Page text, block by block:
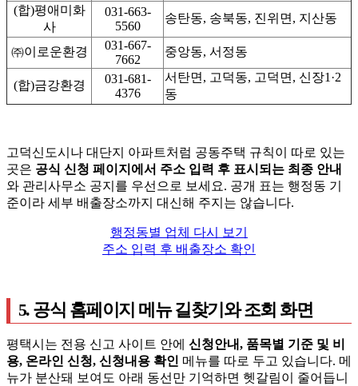
(합)평애미화
사
031-663-
5560
송탄동, 송북동, 진위면, 지산동
㈜이로운환경
031-667-
7662
중앙동, 서정동
(합)금강환경
031-681-
4376
서탄면, 고덕동, 고덕면, 신장1·2
동
고덕신도시나 대단지 아파트처럼 공동주택 규칙이 따로 있는
곳은 공식 신청 페이지에서 주소 입력 후 표시되는 최종 안내
와 관리사무소 공지를 우선으로 보세요. 공개 표는 행정동 기
준이라 세부 배출장소까지 대신해 주지는 않습니다.
행정동별 업체 다시 보기
주소 입력 후 배출장소 확인
5. 공식 홈페이지 메뉴 길찾기와 조회 화면
평택시는 전용 신고 사이트 안에 신청안내, 품목별 기준 및 비
용, 온라인 신청, 신청내용 확인 메뉴를 따로 두고 있습니다. 메
뉴가 분산돼 보여도 아래 동선만 기억하면 헷갈림이 줄어듭니